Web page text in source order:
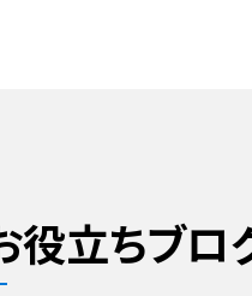
立ちブロ